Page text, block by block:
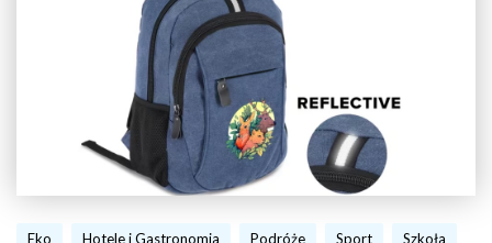
Eko Hotele i Gastronomia Podróże Sport
Szkoła